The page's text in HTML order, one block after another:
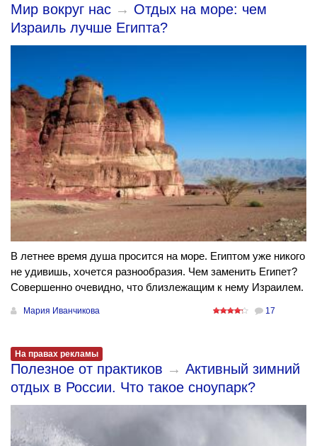
Мир вокруг нас → Отдых на море: чем
Израиль лучше Египта?
В летнее время душа просится на море. Египтом уже никого
не удивишь, хочется разнообразия. Чем заменить Египет?
Совершенно очевидно, что близлежащим к нему Израилем.
Мария Иванчикова 17
На правах рекламы
Полезное от практиков → Активный зимний
отдых в России. Что такое сноупарк?